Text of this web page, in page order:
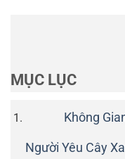
MỤC LỤC
Không
Người Yêu Cây